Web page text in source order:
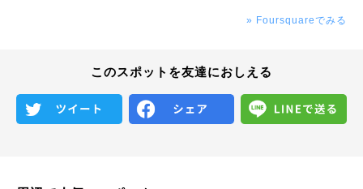
» Foursquareでみる
このスポットを友達におしえる